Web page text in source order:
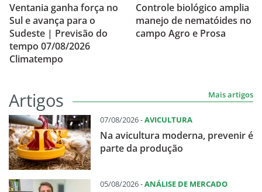
Ventania ganha força no
Sul e avança para o
Sudeste | Previsão do
tempo 07/08/2026
Climatempo
Controle biológico amplia
manejo de nematóides no
campo Agro e Prosa
Artigos Mais artigos
07/08/2026 -AVICULTURA
Na avicultura moderna, prevenir é
parte da produção
05/08/2026 -ANÁLISE DE MERCADO